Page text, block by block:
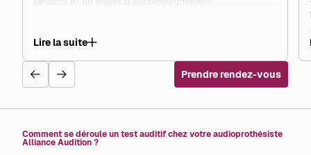
Lire la suite
Prendre rendez-vous
Comment se déroule un test auditif chez votre audioprothésiste
Alliance Audition ?